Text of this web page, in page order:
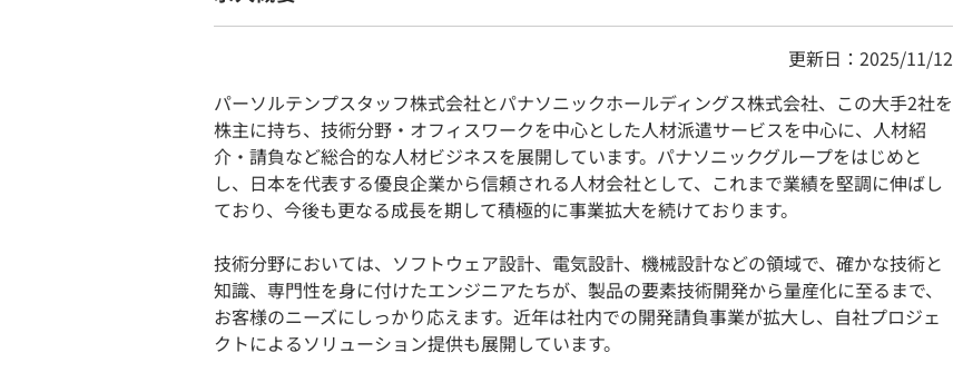
更新日：2025/11/12
パーソルテンプスタッフ株式会社とパナソニックホールディングス株式会社、この大手2社を
株主に持ち、技術分野・オフィスワークを中心とした人材派遣サービスを中心に、人材紹
介・請負など総合的な人材ビジネスを展開しています。パナソニックグループをはじめと
し、日本を代表する優良企業から信頼される人材会社として、これまで業績を堅調に伸ばし
ており、今後も更なる成長を期して積極的に事業拡大を続けております。
技術分野においては、ソフトウェア設計、電気設計、機械設計などの領域で、確かな技術と
知識、専門性を身に付けたエンジニアたちが、製品の要素技術開発から量産化に至るまで、
お客様のニーズにしっかり応えます。近年は社内での開発請負事業が拡大し、自社プロジェ
クトによるソリューション提供も展開しています。